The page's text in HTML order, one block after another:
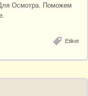
Осмотра. Поможем
Etiket